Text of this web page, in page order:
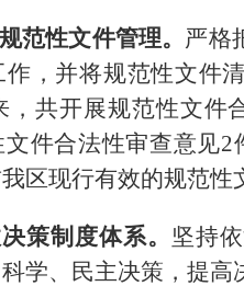
范性文件管理。 严格
，并将规范性文件
，共开展规范性文件
件合法性审查意见
区现行有效的规范性
策制度体系。 坚持
学、民主决策，提